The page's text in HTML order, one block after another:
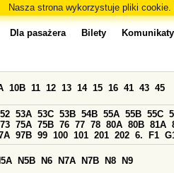
Nasza strona wykorzystuje pliki
Dla pasażera Bilety Komunikaty
10B 11 12 13 14 15 16 41 43 45
52 53A 53C 53B 54B 55A 55B 55C
73 75A 75B 76 77 78 80A 80B 81A
97B 99 100 101 201 202 6. F1
N5B N6 N7A N7B N8 N9